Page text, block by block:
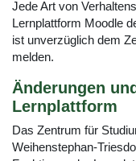
Jede Art von
Lernplattform Moodle
ist unverzüglich dem
melden.
Änderungen
Lernplattform
Das Zentrum für
Weihenstephan-